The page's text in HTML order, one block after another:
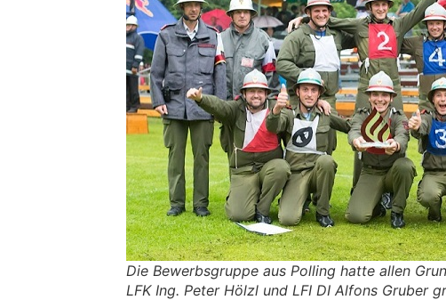
Die Bewerbsgruppe aus Polling hatte allen
LFK Ing. Peter Hölzl und LFI DI Alfons Gruber